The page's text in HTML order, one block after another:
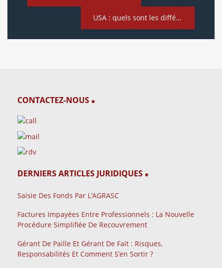
USA : quels sont les différents types de visa possibles ?
CONTACTEZ-NOUS
DERNIERS ARTICLES JURIDIQUES
Saisie Des Fonds Par L’AGRASC
Factures Impayées Entre Professionnels : La Nouvelle
Procédure Simplifiée De Recouvrement
Gérant De Paille Et Gérant De Fait : Risques,
Responsabilités Et Comment S’en Sortir ?